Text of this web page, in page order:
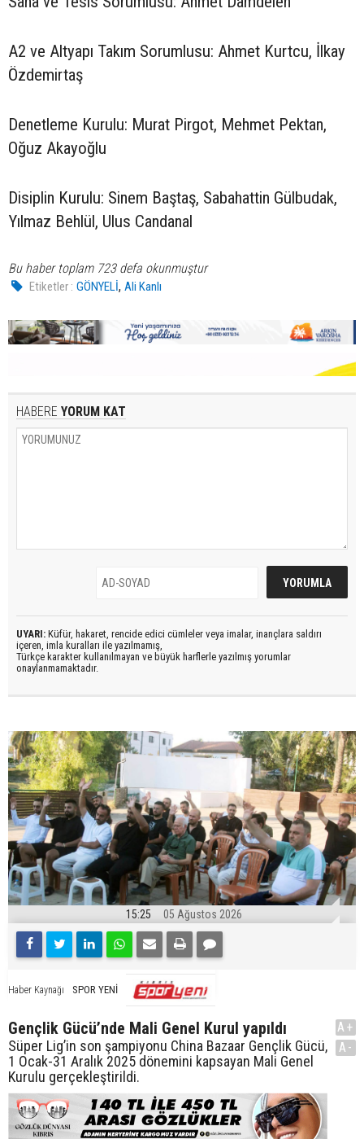
A2 ve Altyapı Takım Sorumlusu: Ahmet Kurtcu, İlkay
Özdemirtaş
Denetleme Kurulu: Murat Pirgot, Mehmet Pektan,
Oğuz Akayoğlu
Disiplin Kurulu: Sinem Baştaş, Sabahattin Gülbudak,
Yılmaz Behlül, Ulus Candanal
Bu haber toplam 723 defa okunmuştur
Etiketler : GÖNYELİ,Ali Kanlı
HABERE YORUM KAT
UYARI: Küfür, hakaret, rencide edici cümleler veya imalar, inançlara saldırı
içeren, imla kuralları ile yazılmamış,
Türkçe karakter kullanılmayan ve büyük harflerle yazılmış yorumlar
onaylanmamaktadır.
15:25 05 Ağustos 2026
Haber Kaynağı SPOR YENİ
Gençlik Gücü’nde Mali Genel Kurul yapıldı
Süper Lig’in son şampiyonu China Bazaar Gençlik Gücü,
1 Ocak-31 Aralık 2025 dönemini kapsayan Mali Genel
Kurulu gerçekleştirildi.
A+
A-